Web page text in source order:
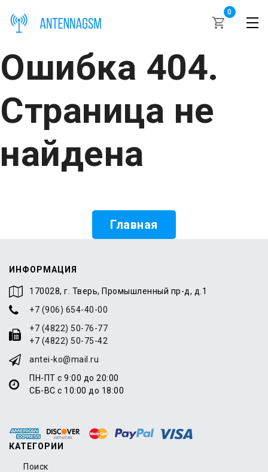
0
Ошибка 404.
Страница не
найдена
Главная
ИНФОРМАЦИЯ
170028, г. Тверь, Промышленный пр-д, д.1
+7 (906) 654-40-00
+7 (4822) 50-76-77
+7 (4822) 50-75-42
antei-ko@mail.ru
ПН-ПТ с 9:00 до 20:00
СБ-ВС с 10:00 до 18:00
КАТЕГОРИИ
Поиск